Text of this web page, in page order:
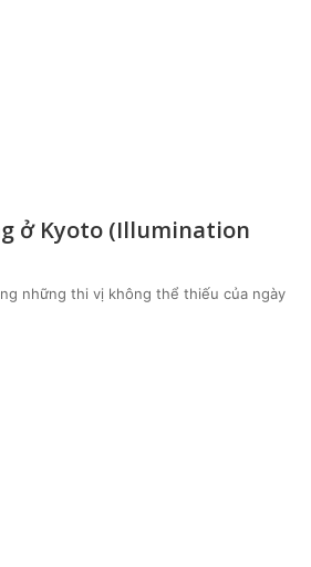
ở Kyoto (Illumination
những thi vị không thể thiếu của ngày